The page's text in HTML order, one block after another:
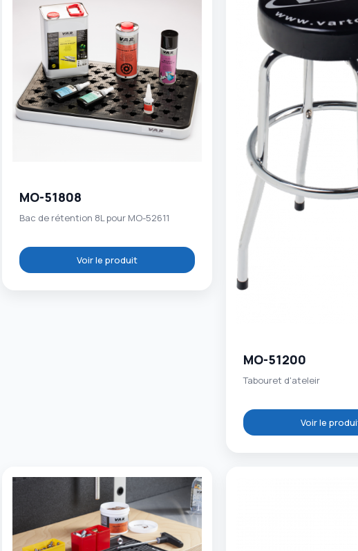
MO-51808
Bac de rétention 8L pour MO-52611
Voir le produit
MO-51200
Tabouret d'ateleir
Voir le